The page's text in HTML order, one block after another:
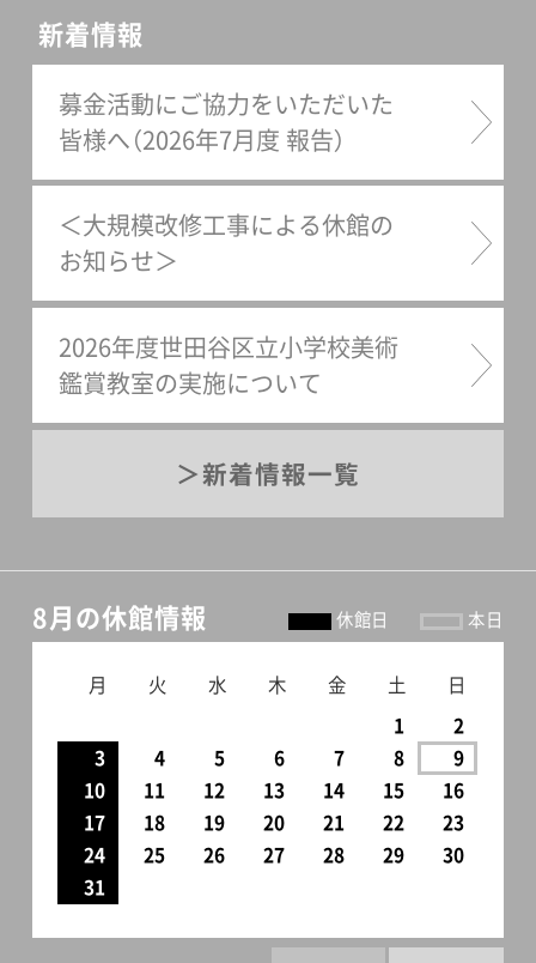
新着情報
募金活動にご協力をいただいた
皆様へ（2026年7月度 報告）
＜大規模改修工事による休館の
お知らせ＞
2026年度世田谷区立小学校美術
鑑賞教室の実施について
新着情報一覧
8月の休館情報 休館日 本日
月 火 水 木 金 土 日
1
2
3
4 5 6 7 8
9
10
11 12 13 14 15
16
17
18 19 20 21 22
23
24
25 26 27 28 29
30
31